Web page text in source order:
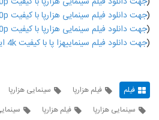
(جهت دانلود فیلم سینمایی هزارپا با کیفیت 720p اینجا کلیک کنید
(جهت دانلود فیلم سینمایی هزارپا با کیفیت 1080p اینجا کلیک کنید
(جهت دانلود فیلم سینماییهزا پا با کیفیت 4k اینجا کلیک کنید
فیلم فیلم هزارپا سینمایی هزارپا
سینمایی هزارپا
فیلم هزارپا